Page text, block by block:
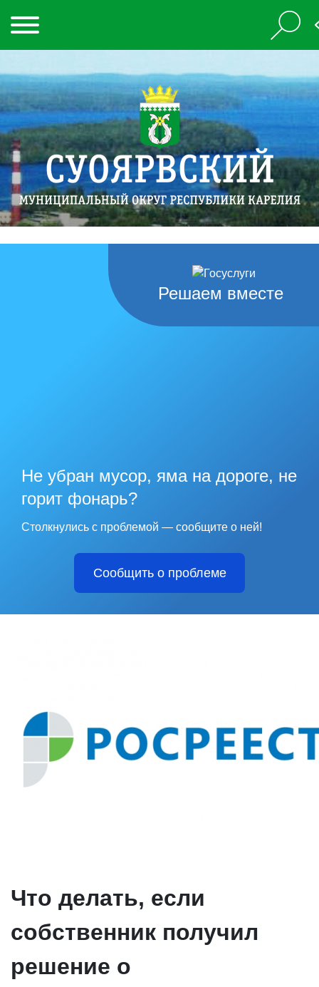
Решаем вместе
Не убран мусор, яма на дороге, не
горит фонарь?
Столкнулись с проблемой — сообщите о ней!
Сообщить о проблеме
Что делать, если
собственник получил
решение о